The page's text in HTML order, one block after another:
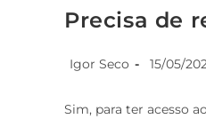
Precisa de
Igor Seco 15/05/
Sim, para ter acesso